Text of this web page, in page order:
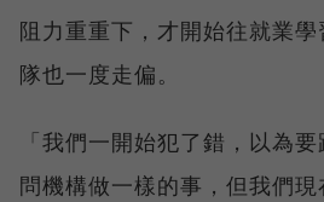
阻力重重下，才開始往就業
隊也一度走偏。
「我們一開始犯了錯，以為
問機構做一樣的事，但我們現